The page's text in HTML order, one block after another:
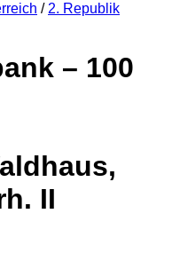
/ 2. Republik
– 100
II